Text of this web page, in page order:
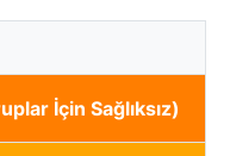
İçin Sağlıksız)